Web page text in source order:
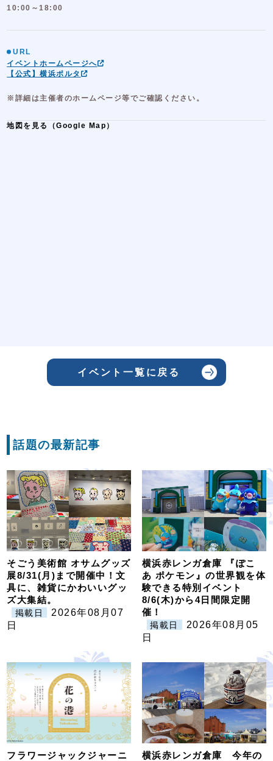
10:00～18:00
URL
イベントホームページへ
【公式】横浜ポルタ
※詳細は主催者のホームページ等でご確認ください。
地図を見る（Google Map）
イベント一覧に戻る
話題の最新記事
そごう美術館 オサムグッズ
展8/31(月)まで開催中！文
具に、雑貨にかわいいグッ
ズ大集結。
掲載日
2026年08月07
日
横浜赤レンガ倉庫 『ぽこ
あ ポケモン』の世界観を体
験できる特別イベント
8/6(木)から4日間限定開
催！
掲載日
2026年08月05
日
フラワージャックジャーニ 横浜赤レンガ倉庫 今年の